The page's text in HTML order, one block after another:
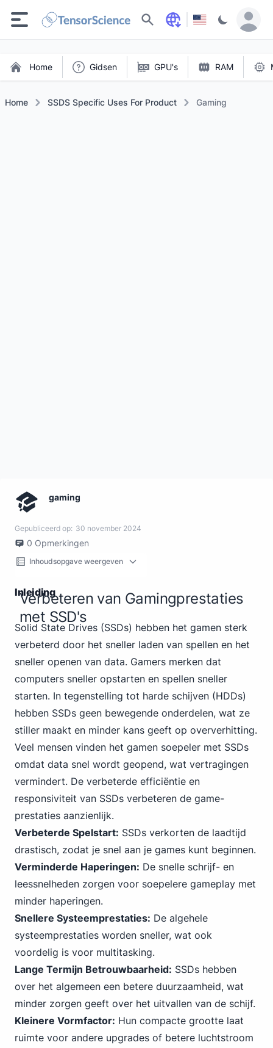
Zoeken
Home Gidsen GPU's RAM
Home SSDS Specific Uses For Product Gaming
gaming
Gepubliceerd op: 30 november 2024
0 Opmerkingen
Inhoudsopgave weergeven
Inleiding
Verbeteren van Gamingprestaties
met SSD's
Solid State Drives (SSDs) hebben het gamen sterk
verbeterd door het sneller laden van spellen en het
sneller openen van data. Gamers merken dat
computers sneller opstarten en spellen sneller
starten. In tegenstelling tot harde schijven (HDDs)
hebben SSDs geen bewegende onderdelen, wat ze
stiller maakt en minder kans geeft op oververhitting.
Veel mensen vinden het gamen soepeler met SSDs
omdat data snel wordt geopend, wat vertragingen
vermindert. De verbeterde efficiëntie en
responsiviteit van SSDs verbeteren de game-
prestaties aanzienlijk.
Verbeterde Spelstart: SSDs verkorten de laadtijd
drastisch, zodat je snel aan je games kunt beginnen.
Verminderde Haperingen: De snelle schrijf- en
leessnelheden zorgen voor soepelere gameplay met
minder haperingen.
Snellere Systeemprestaties: De algehele
systeemprestaties worden sneller, wat ook
voordelig is voor multitasking.
Lange Termijn Betrouwbaarheid: SSDs hebben
over het algemeen een betere duurzaamheid, wat
minder zorgen geeft over het uitvallen van de schijf.
Kleinere Vormfactor: Hun compacte grootte laat
ruimte voor andere upgrades of betere luchtstroom